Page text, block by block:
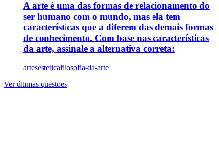
A arte é uma das formas de relacionamento do
ser humano com o mundo, mas ela tem
características que a diferem das demais formas
de conhecimento. Com base nas características
da arte, assinale a alternativa correta:
artesesteticafilosofia-da-arte
Ver últimas questões